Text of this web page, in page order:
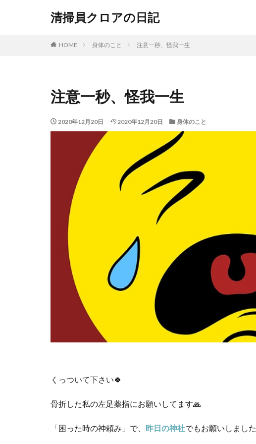
清掃員クロアの日記
HOME 身体のこと 注意一秒、怪我一生
注意一秒、怪我一生
2020年12月20日 2020年12月20日 身体のこと
くっついて下さい🍀
骨折した私の左足薬指にお願いしてます🙏
「困った時の神頼み」で、 昨日の神社でもお願いしました